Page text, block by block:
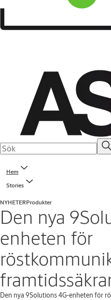
Hem
Stories
NYHETERProdukter
Den nya
enheten för
Den nya 9Solutions 4G-enheten för